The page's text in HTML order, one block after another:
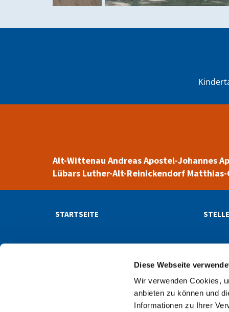
Diese Webseite
Wir verwenden Cookies,
anbieten zu können und
Informationen zu Ihrer
Alt-Wittenau AndreasApostel-Johannes
Lübars Luther-Alt-Reinickendorf Matthias-
STARTSEITE
Evangelischer